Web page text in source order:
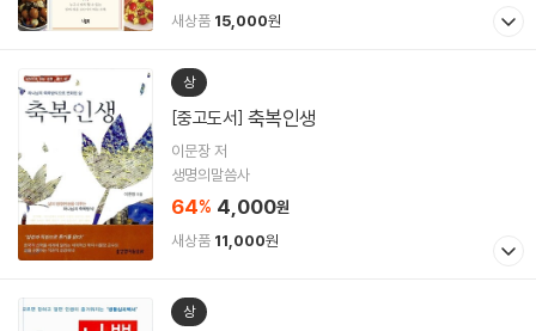
새상품 15,000원
상
[중고도서] 축복인생
이문장 저
생명의말씀사
64% 4,000원
새상품 11,000원
상